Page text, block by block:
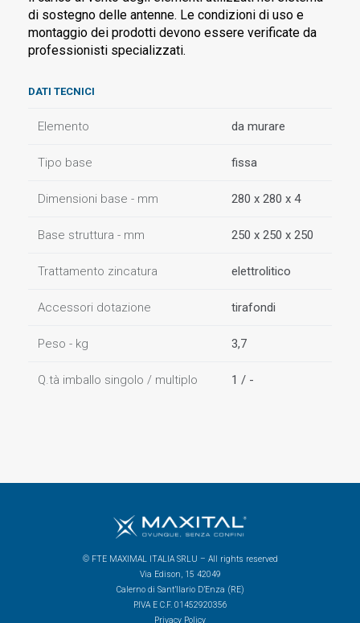
di sostegno delle antenne. Le condizioni di uso e
montaggio dei prodotti devono essere verificate da
professionisti specializzati.
DATI TECNICI
Elemento da murare
Tipo base fissa
Dimensioni base - mm 280 x 280 x 4
Base struttura - mm 250 x 250 x 250
Trattamento zincatura elettrolitico
Accessori dotazione tirafondi
Peso - kg 3,7
Q.tà imballo singolo / multiplo 1 / -
© FTE MAXIMAL ITALIA SRLU – All rights reserved
Via Edison, 15 42049
Calerno di Sant’Ilario D’Enza (RE)
P.IVA E C.F. 01452920356
Privacy Policy